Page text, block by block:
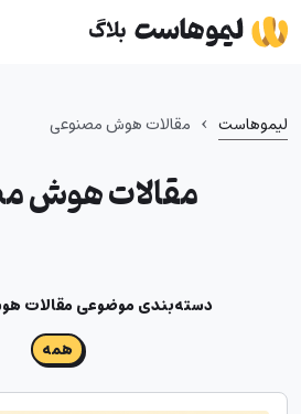
Skip
to
لیموهاست › مقالات هوش مصنوعی
مقالات هوش
دسته‌بندی موضوعیمقالات
همه